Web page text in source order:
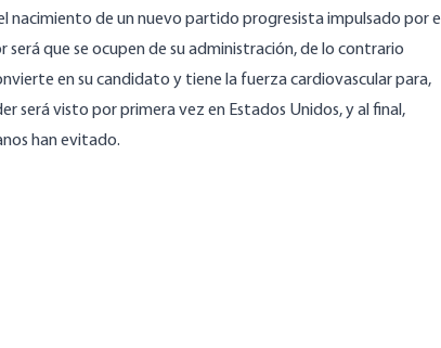
nacimiento de un nuevo partido progresista impulsado por el
que se ocupen de su administración, de lo contrario
en su candidato y tiene la fuerza cardiovascular para,
será visto por primera vez en Estados Unidos, y al final,
han evitado.